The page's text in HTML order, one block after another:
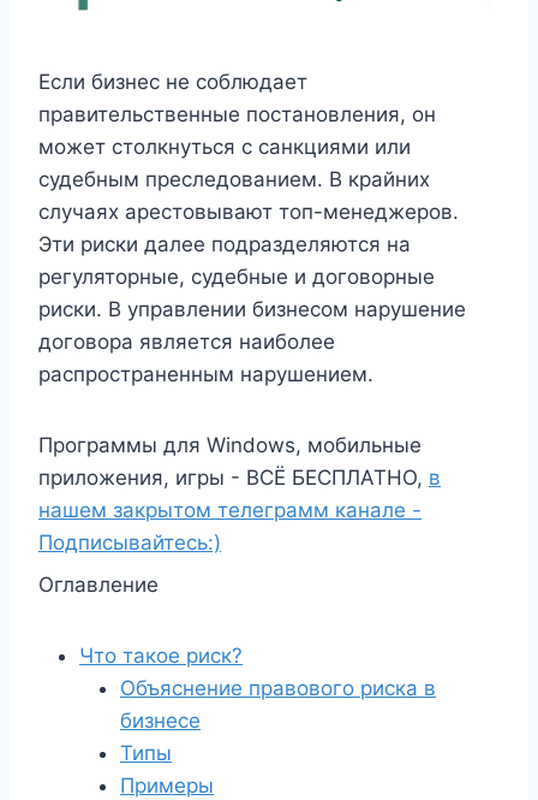
Если бизнес не соблюдает
правительственные постановления, он
может столкнуться с санкциями или
судебным преследованием. В крайних
случаях арестовывают топ-менеджеров.
Эти риски далее подразделяются на
регуляторные, судебные и договорные
риски. В управлении бизнесом нарушение
договора является наиболее
распространенным нарушением.
Программы для Windows, мобильные
приложения, игры - ВСЁ БЕСПЛАТНО, в
нашем закрытом телеграмм канале -
Подписывайтесь:)
Оглавление
Что такое риск?
Объяснение правового риска в
бизнесе
Типы
Примеры